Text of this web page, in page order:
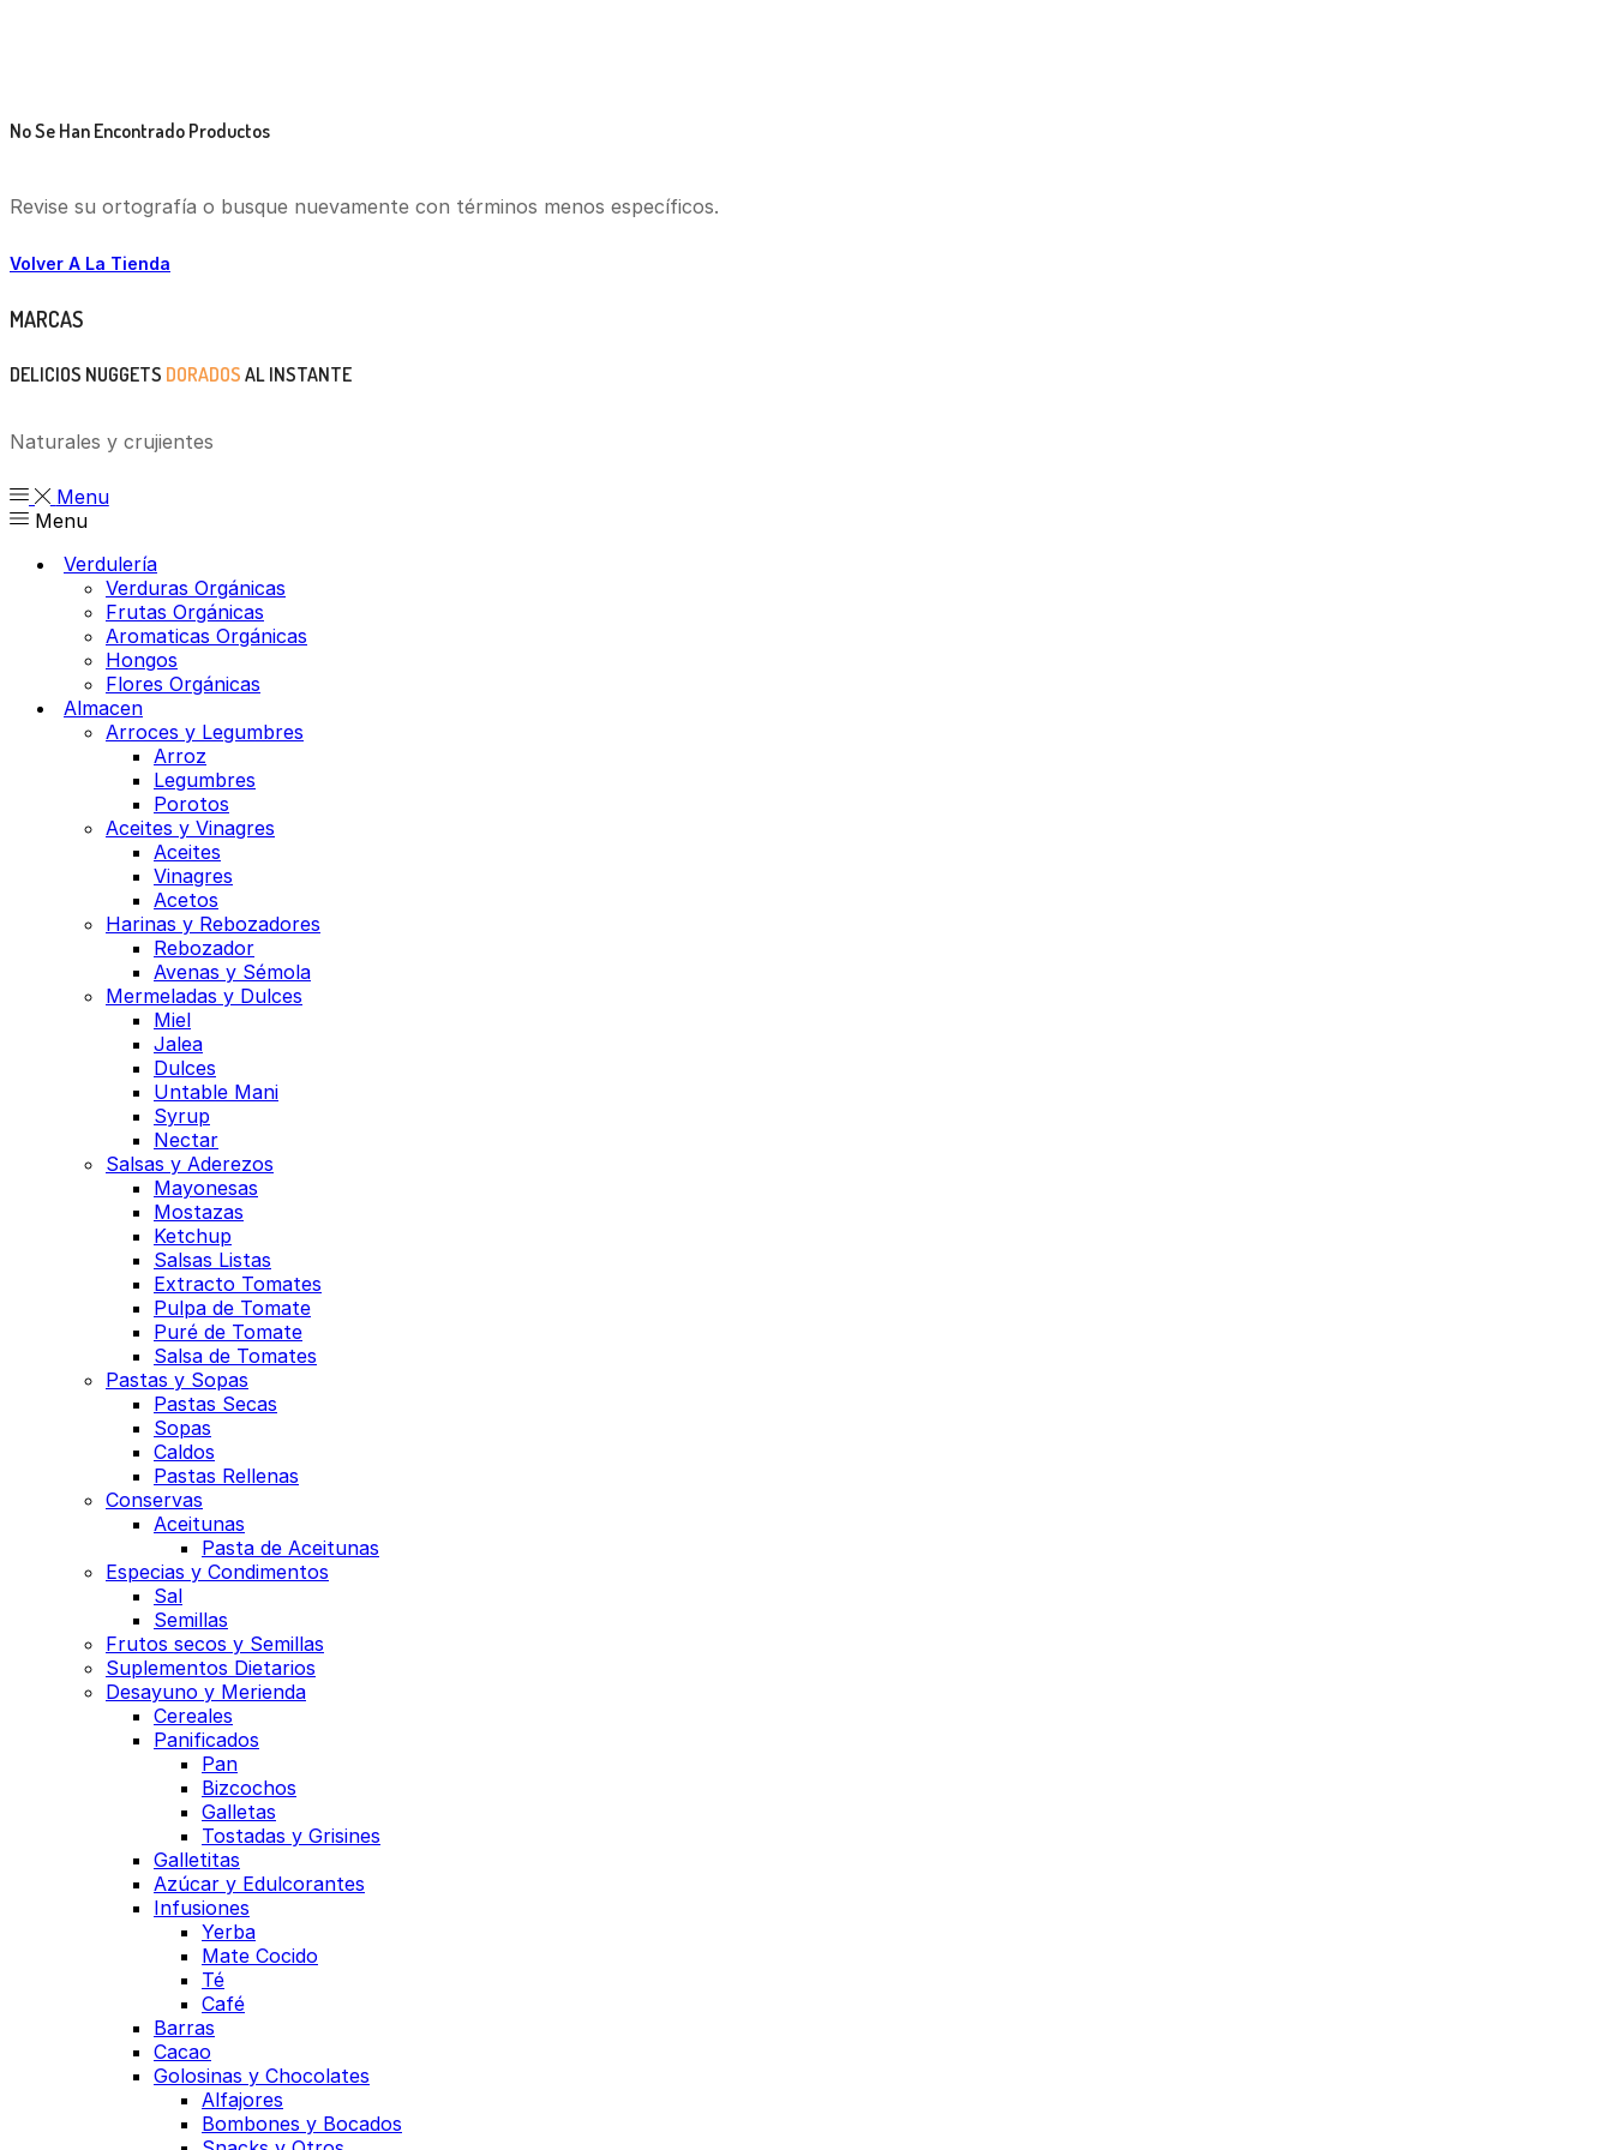
No Se Han Encontrado Productos
Revise su ortografía o busque nuevamente con términos menos específicos.
Volver A La Tienda
MARCAS
DELICIOS NUGGETS DORADOS AL INSTANTE
Naturales y crujientes
Menu
Menu
Verdulería
Verduras Orgánicas
Frutas Orgánicas
Aromaticas Orgánicas
Hongos
Flores Orgánicas
Almacen
Arroces y Legumbres
Arroz
Legumbres
Porotos
Aceites y Vinagres
Aceites
Vinagres
Acetos
Harinas y Rebozadores
Rebozador
Avenas y Sémola
Mermeladas y Dulces
Miel
Jalea
Dulces
Untable Mani
Syrup
Nectar
Salsas y Aderezos
Mayonesas
Mostazas
Ketchup
Salsas Listas
Extracto Tomates
Pulpa de Tomate
Puré de Tomate
Salsa de Tomates
Pastas y Sopas
Pastas Secas
Sopas
Caldos
Pastas Rellenas
Conservas
Aceitunas
Pasta de Aceitunas
Especias y Condimentos
Sal
Semillas
Frutos secos y Semillas
Suplementos Dietarios
Desayuno y Merienda
Cereales
Panificados
Pan
Bizcochos
Galletas
Tostadas y Grisines
Galletitas
Azúcar y Edulcorantes
Infusiones
Yerba
Mate Cocido
Té
Café
Barras
Cacao
Golosinas y Chocolates
Alfajores
Bombones y Bocados